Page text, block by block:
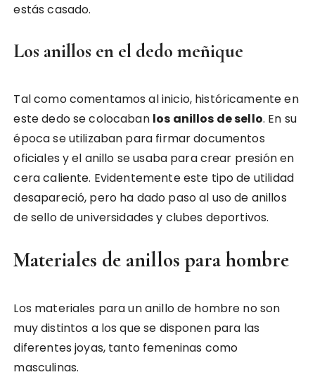
estás casado.
Los anillos en el dedo meñique
Tal como comentamos al inicio, históricamente en
este dedo se colocaban los anillos de sello. En su
época se utilizaban para firmar documentos
oficiales y el anillo se usaba para crear presión en
cera caliente. Evidentemente este tipo de utilidad
desapareció, pero ha dado paso al uso de anillos
de sello de universidades y clubes deportivos.
Materiales de anillos para hombre
Los materiales para un anillo de hombre no son
muy distintos a los que se disponen para las
diferentes joyas, tanto femeninas como
masculinas.